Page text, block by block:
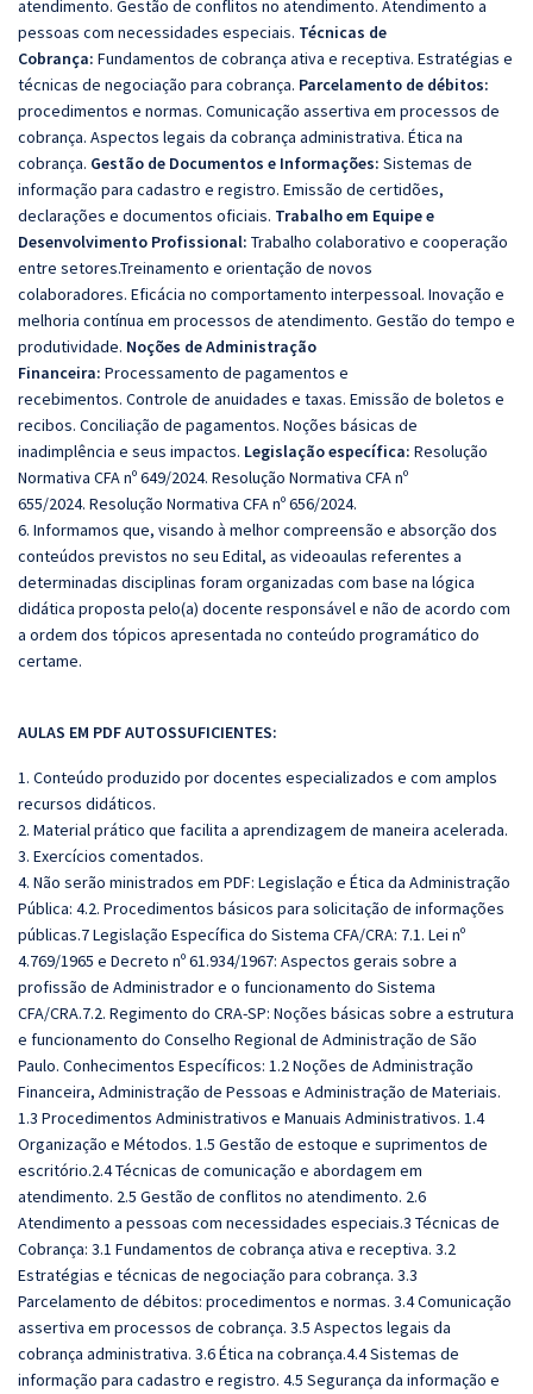
atendimento. Gestão de conflitos no atendimento. Atendimento a
pessoas com necessidades especiais. Técnicas de
Cobrança: Fundamentos de cobrança ativa e receptiva. Estratégias e
técnicas de negociação para cobrança. Parcelamento de débitos:
procedimentos e normas. Comunicação assertiva em processos de
cobrança. Aspectos legais da cobrança administrativa. Ética na
cobrança. Gestão de Documentos e Informações: Sistemas de
informação para cadastro e registro. Emissão de certidões,
declarações e documentos oficiais. Trabalho em Equipe e
Desenvolvimento Profissional: Trabalho colaborativo e cooperação
entre setores.Treinamento e orientação de novos
colaboradores. Eficácia no comportamento interpessoal. Inovação e
melhoria contínua em processos de atendimento. Gestão do tempo e
produtividade. Noções de Administração
Financeira: Processamento de pagamentos e
recebimentos. Controle de anuidades e taxas. Emissão de boletos e
recibos. Conciliação de pagamentos. Noções básicas de
inadimplência e seus impactos. Legislação específica: Resolução
Normativa CFA nº 649/2024. Resolução Normativa CFA nº
655/2024. Resolução Normativa CFA nº 656/2024.
6. Informamos que, visando à melhor compreensão e absorção dos
conteúdos previstos no seu Edital, as videoaulas referentes a
determinadas disciplinas foram organizadas com base na lógica
didática proposta pelo(a) docente responsável e não de acordo com
a ordem dos tópicos apresentada no conteúdo programático do
certame.
AULAS EM PDF AUTOSSUFICIENTES:
1. Conteúdo produzido por docentes especializados e com amplos
recursos didáticos.
2. Material prático que facilita a aprendizagem de maneira acelerada.
3. Exercícios comentados.
4. Não serão ministrados em PDF: Legislação e Ética da Administração
Pública: 4.2. Procedimentos básicos para solicitação de informações
públicas.7 Legislação Específica do Sistema CFA/CRA: 7.1. Lei nº
4.769/1965 e Decreto nº 61.934/1967: Aspectos gerais sobre a
profissão de Administrador e o funcionamento do Sistema
CFA/CRA.7.2. Regimento do CRA-SP: Noções básicas sobre a estrutura
e funcionamento do Conselho Regional de Administração de São
Paulo. Conhecimentos Específicos: 1.2 Noções de Administração
Financeira, Administração de Pessoas e Administração de Materiais.
1.3 Procedimentos Administrativos e Manuais Administrativos. 1.4
Organização e Métodos. 1.5 Gestão de estoque e suprimentos de
escritório.2.4 Técnicas de comunicação e abordagem em
atendimento. 2.5 Gestão de conflitos no atendimento. 2.6
Atendimento a pessoas com necessidades especiais.3 Técnicas de
Cobrança: 3.1 Fundamentos de cobrança ativa e receptiva. 3.2
Estratégias e técnicas de negociação para cobrança. 3.3
Parcelamento de débitos: procedimentos e normas. 3.4 Comunicação
assertiva em processos de cobrança. 3.5 Aspectos legais da
cobrança administrativa. 3.6 Ética na cobrança.4.4 Sistemas de
informação para cadastro e registro. 4.5 Segurança da informação e